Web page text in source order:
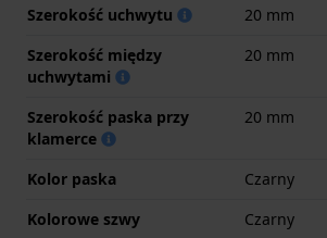
Szerokość uchwytu
20 mm
Szerokość między
uchwytami
20 mm
Szerokość paska przy
klamerce
20 mm
Kolor paska
Czarny
Kolorowe szwy
Czarny